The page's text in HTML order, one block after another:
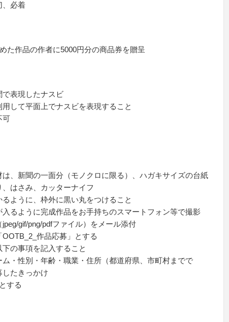
、必着
た作品の作者に5000円分の商品券を贈呈
表現したナスビ
して平面上でナスビを表現すること
可
、新聞の一面分（モノクロに限る）、ハガキサイズの台紙
、はさみ、カッターナイフ
ように、枠外に黒い丸をつけること
るように完成作品をお手持ちのスマートフォン等で撮影
gif/png/pdfファイル）をメール添付
作品応募」とする
の事項を記入すること
・性別・年齢・職業・住所（都道府県、市町村までで
たきっかけ
する